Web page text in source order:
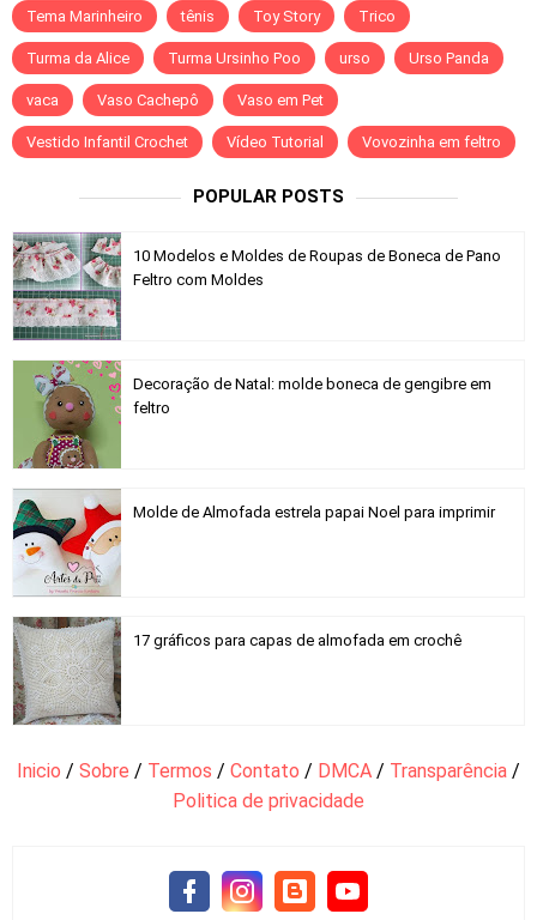
Tema Marinheiro tênis Toy Story Trico
Turma da Alice Turma Ursinho Poo urso Urso Panda
vaca Vaso Cachepô Vaso em Pet
Vestido Infantil Crochet Vídeo Tutorial Vovozinha em feltro
POPULAR POSTS
10 Modelos e Moldes de Roupas de Boneca de Pano
Feltro com Moldes
Decoração de Natal: molde boneca de gengibre em
feltro
Molde de Almofada estrela papai Noel para imprimir
17 gráficos para capas de almofada em crochê
Inicio / Sobre / Termos / Contato / DMCA / Transparência /
Politica de privacidade